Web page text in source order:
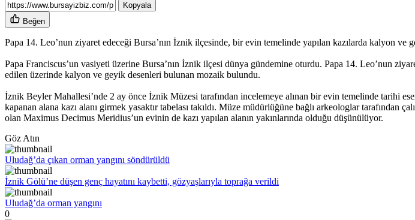
Kopyala
Beğen
Papa 14. Leo’nun ziyaret edeceği Bursa’nın İznik ilçesinde, bir evin temelinde yapılan kazılarda kalyon ve
Papa Franciscus’un vasiyeti üzerine Bursa’nın İznik ilçesi dünya gündemine oturdu. Papa 14. Leo’nun
edilen üzerinde kalyon ve geyik desenleri bulunan mozaik bulundu.
İznik Beyler Mahallesi’nde 2 ay önce İznik Müzesi tarafından incelemeye alınan bir evin temelinde tarihi
kapanan alana kazı alanı girmek yasaktır tabelası takıldı. Müze müdürlüğüne bağlı arkeologlar tarafından
olan Maximus Decimus Meridius’un evinin de kazı yapılan alanın yakınlarında olduğu düşünülüyor.
Göz Atın
Uludağ’da çıkan orman yangını söndürüldü
İznik Gölü’ne düşen genç hayatını kaybetti, gözyaşlarıyla toprağa verildi
Uludağ’da orman yangını
0